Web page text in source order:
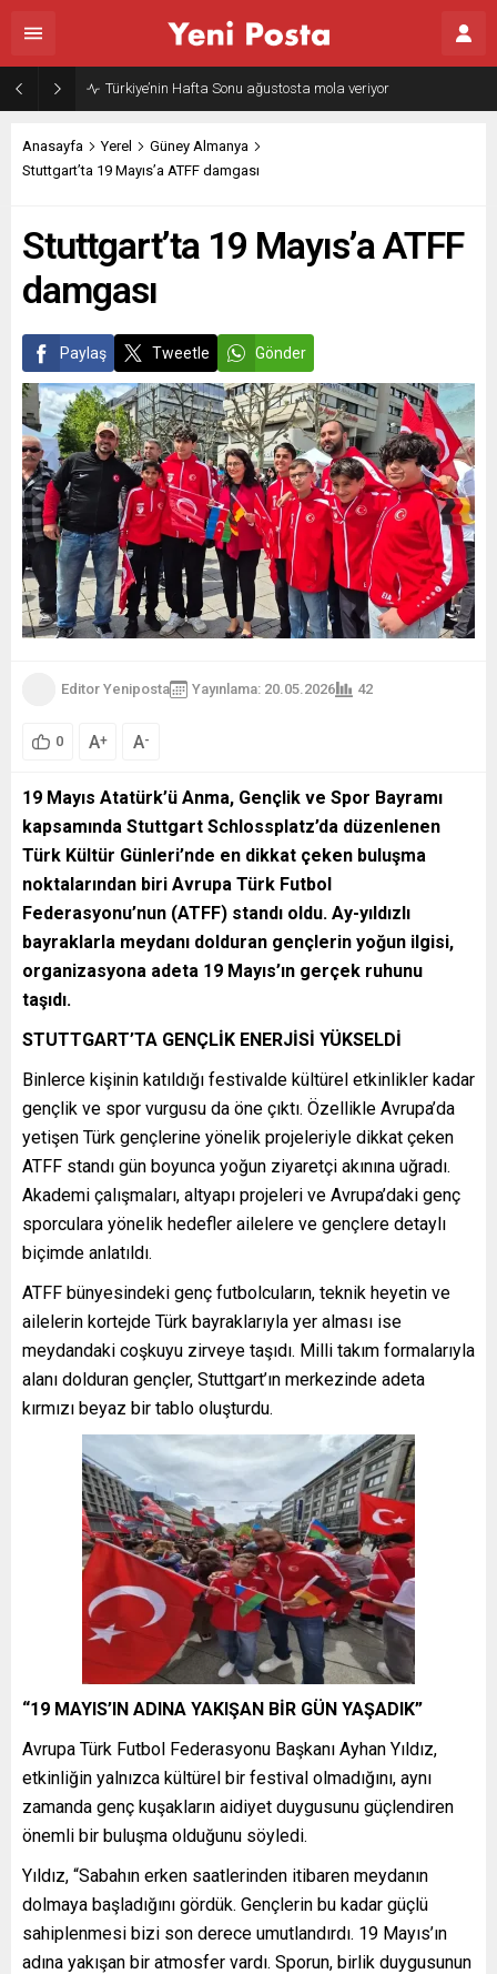
Gazze’nin geleceği: Teknokratik kontrol mü, kolonializm mi?
Anasayfa Yerel
Güney Almanya
Stuttgart’ta 19 Mayıs’a ATFF damgası
Stuttgart’ta 19 Mayıs’a ATFF
damgası
Paylaş Tweetle Gönder
Editor Yeniposta Yayınlama: 20.05.2026 42
0 A+ A-
19 Mayıs Atatürk’ü Anma, Gençlik ve Spor Bayramı
kapsamında Stuttgart Schlossplatz’da düzenlenen
Türk Kültür Günleri’nde en dikkat çeken buluşma
noktalarından biri Avrupa Türk Futbol
Federasyonu’nun (ATFF) standı oldu. Ay-yıldızlı
bayraklarla meydanı dolduran gençlerin yoğun ilgisi,
organizasyona adeta 19 Mayıs’ın gerçek ruhunu
taşıdı.
STUTTGART’TA GENÇLİK ENERJİSİ YÜKSELDİ
Binlerce kişinin katıldığı festivalde kültürel etkinlikler kadar
gençlik ve spor vurgusu da öne çıktı. Özellikle Avrupa’da
yetişen Türk gençlerine yönelik projeleriyle dikkat çeken
ATFF standı gün boyunca yoğun ziyaretçi akınına uğradı.
Akademi çalışmaları, altyapı projeleri ve Avrupa’daki genç
sporculara yönelik hedefler ailelere ve gençlere detaylı
biçimde anlatıldı.
ATFF bünyesindeki genç futbolcuların, teknik heyetin ve
ailelerin kortejde Türk bayraklarıyla yer alması ise
meydandaki coşkuyu zirveye taşıdı. Milli takım formalarıyla
alanı dolduran gençler, Stuttgart’ın merkezinde adeta
kırmızı beyaz bir tablo oluşturdu.
“19 MAYIS’IN ADINA YAKIŞAN BİR GÜN YAŞADIK”
Avrupa Türk Futbol Federasyonu Başkanı Ayhan Yıldız,
etkinliğin yalnızca kültürel bir festival olmadığını, aynı
zamanda genç kuşakların aidiyet duygusunu güçlendiren
önemli bir buluşma olduğunu söyledi.
Yıldız, “Sabahın erken saatlerinden itibaren meydanın
dolmaya başladığını gördük. Gençlerin bu kadar güçlü
sahiplenmesi bizi son derece umutlandırdı. 19 Mayıs’ın
adına yakışan bir atmosfer vardı. Sporun, birlik duygusunun